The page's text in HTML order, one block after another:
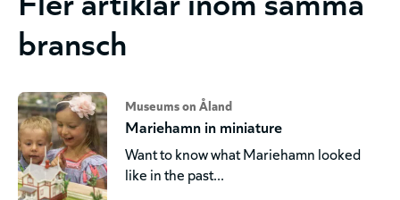
bransch
Museums on Åland
Mariehamn in miniature
Want to know what Mariehamn looked
like in the past...